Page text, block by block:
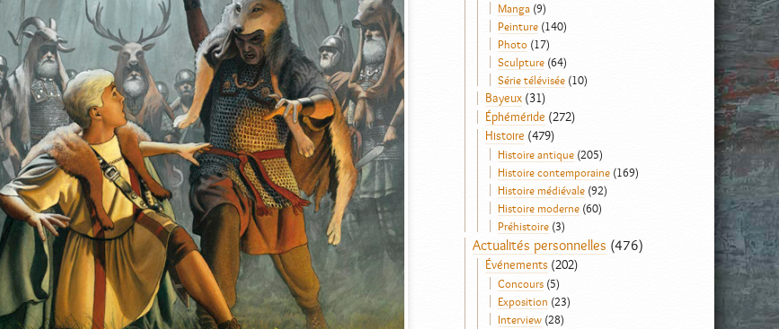
Manga(9)
Peinture(140)
Photo(17)
Sculpture(64)
Série télévisée(10)
Bayeux(31)
Éphéméride (272)
Histoire (479)
Histoire antique(205)
Histoire contemporaine(169)
Histoire médiévale(92)
Histoire moderne(60)
Préhistoire(3)
Actualités personnelles (476)
Événements (202)
Concours(5)
Exposition (23)
Interview(28)